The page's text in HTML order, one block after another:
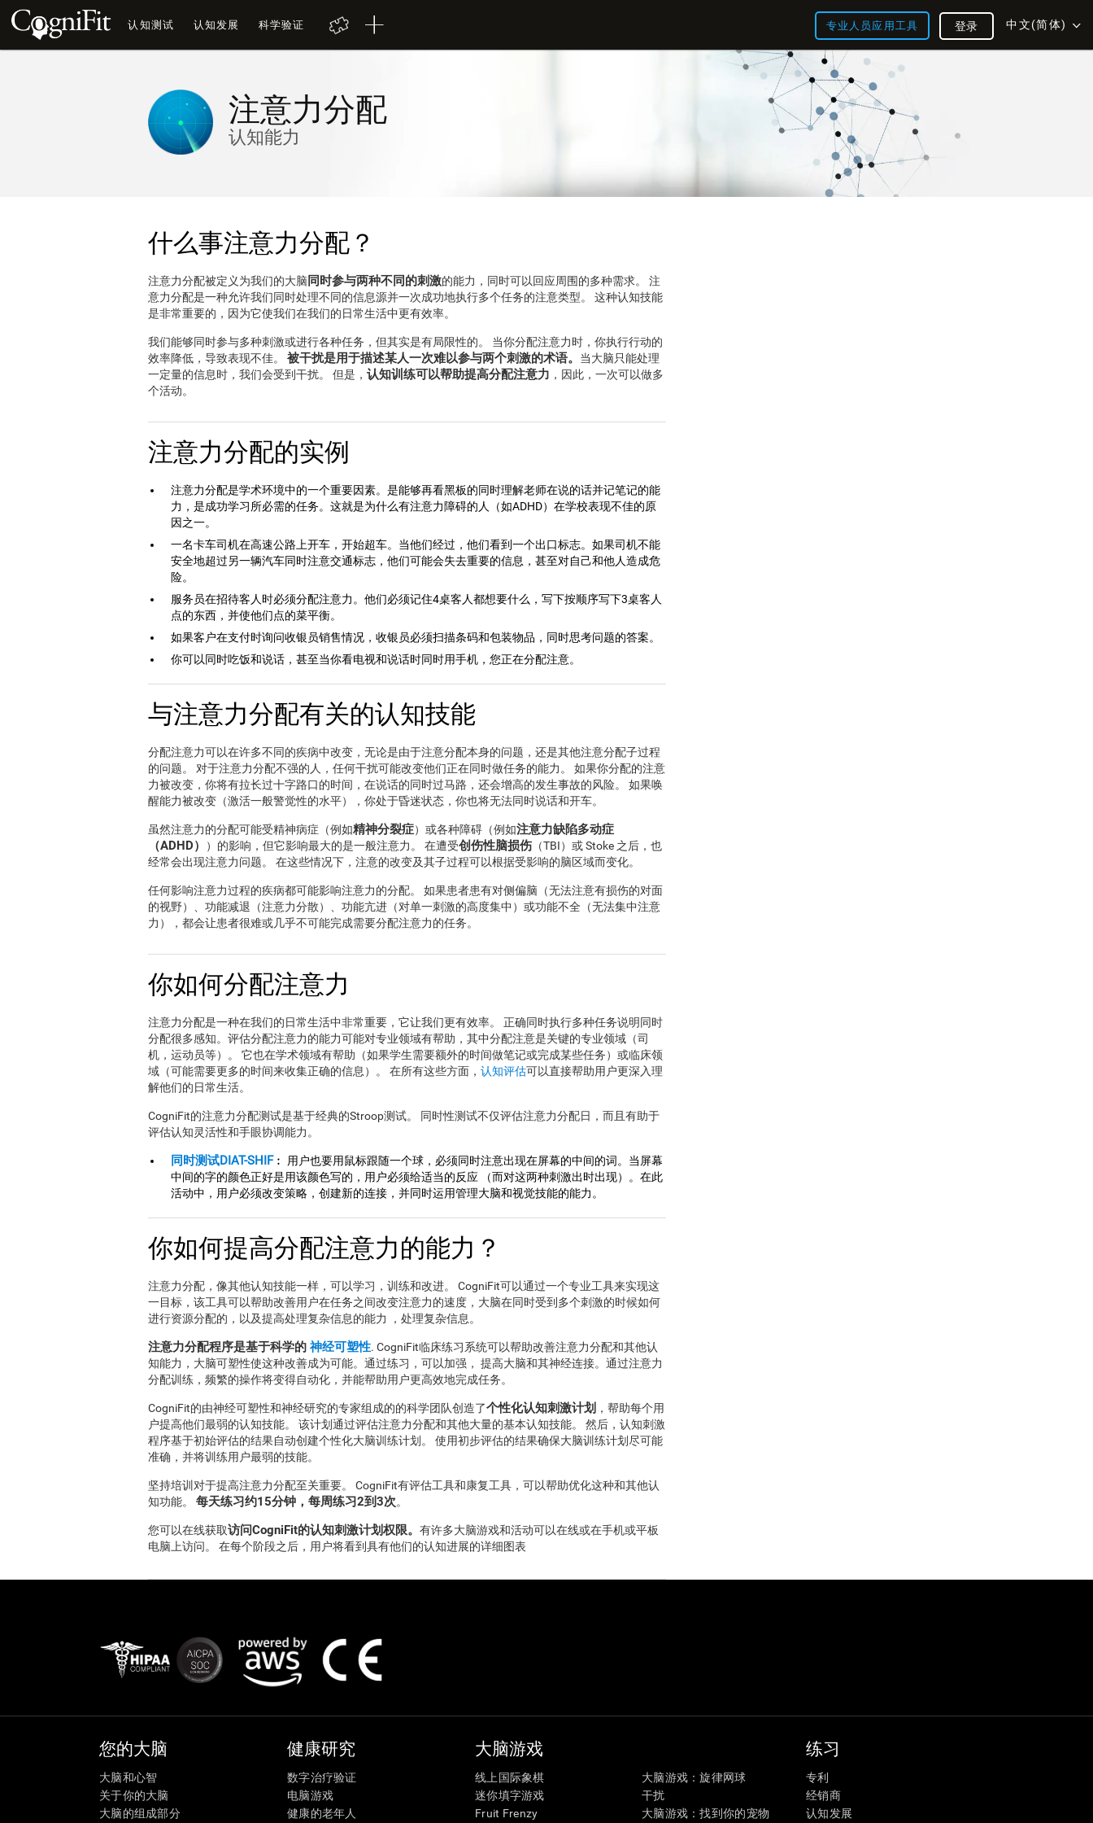
认知测试 认知发展 科学验证 专业人员应用工具 中文(简体)
登录
注意力分配
认知能力
什么事注意力分配？
注意力分配被定义为我们的大脑 同时参与两种不同的刺激的能力，同时可以回应周围的多种需求。 注
意力分配是一种允许我们同时处理不同的信息源并一次成功地执行多个任务的注意类型。 这种认知技能
是非常重要的，因为它使我们在我们的日常生活中更有效率。
我们能够同时参与多种刺激或进行各种任务，但其实是有局限性的。 当你分配注意力时，你执行行动的
效率降低，导致表现不佳。 被干扰是用于描述某人一次难以参与两个刺激的术语。
当大脑只能处理
一定量的信息时，我们会受到干扰。 但是， 认知训练可以帮助提高分配注意力 ，因此，一次可以做多
个活动。
注意力分配的实例
注意力分配是学术环境中的一个重要因素。是能够再看黑板的同时理解老师在说的话并记笔记的能
力，是成功学习所必需的任务。这就是为什么有注意力障碍的人（如ADHD）在学校表现不佳的原
因之一。
一名卡车司机在高速公路上开车，开始超车。当他们经过，他们看到一个出口标志。如果司机不能
安全地超过另一辆汽车同时注意交通标志，他们可能会失去重要的信息，甚至对自己和他人造成危
险。
服务员在招待客人时必须分配注意力。他们必须记住4桌客人都想要什么，写下按顺序写下3桌客人
点的东西，并使他们点的菜平衡。
如果客户在支付时询问收银员销售情况，收银员必须扫描条码和包装物品，同时思考问题的答案。
你可以同时吃饭和说话，甚至当你看电视和说话时同时用手机，您正在分配注意。
与注意力分配有关的认知技能
分配注意力可以在许多不同的疾病中改变，无论是由于注意分配本身的问题，还是其他注意分配子过程
的问题。 对于注意力分配不强的人，任何干扰可能改变他们正在同时做任务的能力。 如果你分配的注意
力被改变，你将有拉长过十字路口的时间，在说话的同时过马路，还会增高的发生事故的风险。 如果唤
醒能力被改变（激活一般警觉性的水平），你处于昏迷状态，你也将无法同时说话和开车。
虽然注意力的分配可能受精神病症（例如精神分裂症）或各种障碍（例如注意力缺陷多动症
（ADHD）
）的影响，但它影响最大的是一般注意力。 在遭受创伤性脑损伤 （TBI）或 Stoke 之后，也
经常会出现注意力问题。 在这些情况下，注意的改变及其子过程可以根据受影响的脑区域而变化。
任何影响注意力过程的疾病都可能影响注意力的分配。 如果患者患有对侧偏脑（无法注意有损伤的对面
的视野）、功能减退（注意力分散）、功能亢进（对单一刺激的高度集中）或功能不全（无法集中注意
力），都会让患者很难或几乎不可能完成需要分配注意力的任务。
你如何分配注意力
注意力分配是一种在我们的日常生活中非常重要，它让我们更有效率。 正确同时执行多种任务说明同时
分配很多感知。评估分配注意力的能力可能对专业领域有帮助，其中分配注意是关键的专业领域（司
机，运动员等）。 它也在学术领域有帮助（如果学生需要额外的时间做笔记或完成某些任务）或临床领
域（可能需要更多的时间来收集正确的信息）。 在所有这些方面， 认知评估可以直接帮助用户更深入理
解他们的日常生活。
CogniFit的注意力分配测试是基于经典的Stroop测试。 同时性测试不仅评估注意力分配日，而且有助于
评估认知灵活性和手眼协调能力。
同时测试DIAT-SHIF︰ 用户也要用鼠标跟随一个球，必须同时注意出现在屏幕的中间的词。当屏幕
中间的字的颜色正好是用该颜色写的，用户必须给适当的反应 （而对这两种刺激出时出现）。在此
活动中，用户必须改变策略，创建新的连接，并同时运用管理大脑和视觉技能的能力。
你如何提高分配注意力的能力？
注意力分配，像其他认知技能一样，可以学习，训练和改进。 CogniFit可以通过一个专业工具来实现这
一目标，该工具可以帮助改善用户在任务之间改变注意力的速度，大脑在同时受到多个刺激的时候如何
进行资源分配的，以及提高处理复杂信息的能力 ，处理复杂信息。
注意力分配程序是基于科学的 神经可塑性. CogniFit临床练习系统可以帮助改善注意力分配和其他认
知能力，大脑可塑性使这种改善成为可能。通过练习，可以加强， 提高大脑和其神经连接。通过注意力
分配训练，频繁的操作将变得自动化，并能帮助用户更高效地完成任务。
CogniFit的由神经可塑性和神经研究的专家组成的的科学团队创造了个性化认知刺激计划 ，帮助每个用
户提高他们最弱的认知技能。 该计划通过评估注意力分配和其他大量的基本认知技能。 然后，认知刺激
程序基于初始评估的结果自动创建个性化大脑训练计划。 使用初步评估的结果确保大脑训练计划尽可能
准确，并将训练用户最弱的技能。
坚持培训对于提高注意力分配至关重要。 CogniFit有评估工具和康复工具，可以帮助优化这种和其他认
知功能。 每天练习约15分钟，每周练习2到3次。
您可以在线获取访问CogniFit的认知刺激计划权限。 有许多大脑游戏和活动可以在线或在手机或平板
电脑上访问。 在每个阶段之后，用户将看到具有他们的认知进展的详细图表
您的大脑
大脑和心智
关于你的大脑
大脑的组成部分
健康研究
数字治疗验证
电脑游戏
健康的老年人
大脑游戏
线上国际象棋
迷你填字游戏
Fruit Frenzy
大脑游戏：旋律网球
干扰
大脑游戏：找到你的宠物
练习
专利
经销商
认知发展